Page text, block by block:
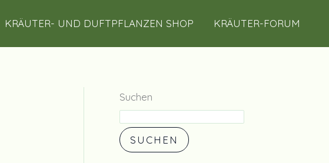
KRÄUTER- UND DUFTPFLANZEN SHOP KRÄUTER-FORUM
Suchen
SUCHEN
r
c
v